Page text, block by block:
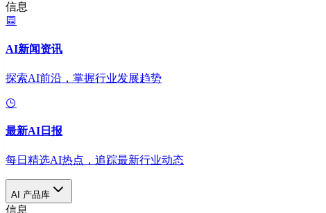
信息
AI新闻资讯
探索AI前沿，掌握行业发展趋势
最新AI日报
每日精选AI热点，追踪最新行业动态
AI 产品库
信息